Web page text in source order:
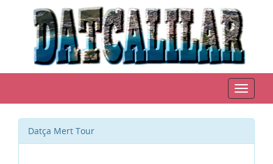
Toggle
Datça Mert Tour